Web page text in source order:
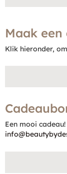
Maak
Klik hieronder,
Een mooi